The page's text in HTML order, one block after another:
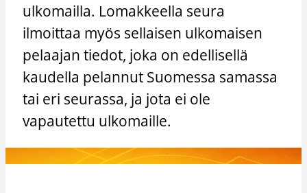
ulkomailla. Lomakkeella seura
ilmoittaa myös sellaisen ulkomaisen
pelaajan tiedot, joka on edellisellä
kaudella pelannut Suomessa samassa
tai eri seurassa, ja jota ei ole
vapautettu ulkomaille.